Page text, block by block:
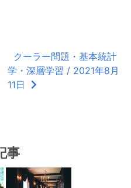
クーラー問題・基本統計
学・深層学習 / 2021年8月
11日
事